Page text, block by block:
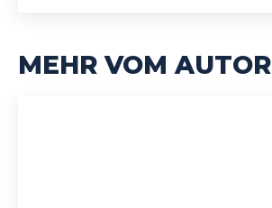
MEHR VOM AUTOR